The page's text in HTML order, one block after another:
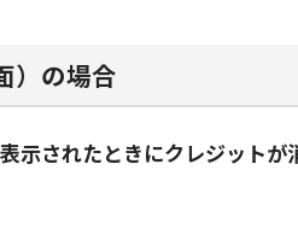
）の場合
示されたときにクレジットが